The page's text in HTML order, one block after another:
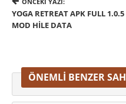
YOGA RETREAT APK FULL 1.0.5
MOD HILE DATA
ÖNEMLI BENZER